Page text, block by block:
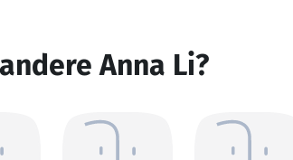
Anna Li?